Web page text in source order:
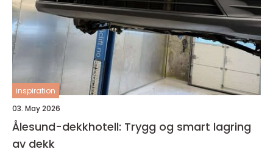
inspiration
03. May 2026
Ålesund-dekkhotell: Trygg og smart lagring
av dekk